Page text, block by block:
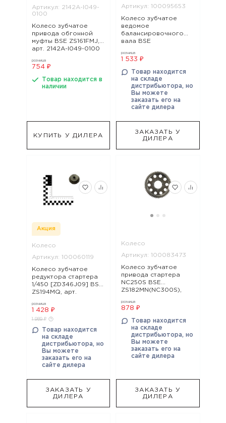
Артикул: 2142A-I049-
0100
Колесо зубчатое
привода обгонной
муфты BSE ZS161FMJ,
арт. 2142A-I049-0100
розница
754 ₽
Товар находится в
наличии
КУПИТЬ У ДИЛЕРА
Артикул: 100095653
Колесо зубчатое
ведомое
балансировочного
вала BSE
арт. 100095653
розница
1 533 ₽
Товар находится
на складе
дистрибьютора, но
Вы можете
заказать его на
сайте дилера
ЗАКАЗАТЬ У
ДИЛЕРА
Акция
Колесо
Артикул: 100060119
Колесо зубчатое
редуктора стартера
1/450 [ZD346J09] BSE
ZS194MQ, арт.
розница
1 428 ₽
1 989 ₽
Товар находится
на складе
дистрибьютора, но
Вы можете
заказать его на
сайте дилера
ЗАКАЗАТЬ У
ДИЛЕРА
Колесо
Артикул: 100083473
Колесо зубчатое
привода стартера
NC250S BSE
ZS182MN(NC300S),
розница
878 ₽
Товар находится
на складе
дистрибьютора, но
Вы можете
заказать его на
сайте дилера
ЗАКАЗАТЬ У
ДИЛЕРА